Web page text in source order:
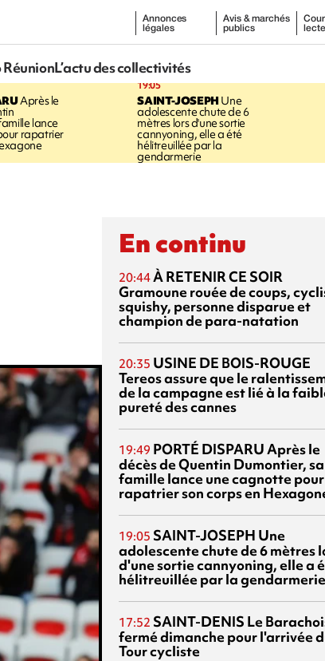
Annonces
légales
Avis & marchés
publics
L’actu des collectivités
Après le
lance
rapatrier
19:05
SAINT-JOSEPHUne
adolescente chute de 6
mètres lors d'une sortie
cannyoning, elle a été
hélitreuillée par la
gendarmerie
En continu
20:44À RETENIR CE SOIR
Gramoune rouée de coups,
squishy, personne disparue et
champion de para-natation
20:35 USINE DE BOIS-ROUGE
Tereos assure que le
de la campagne est lié à la
pureté des cannes
19:49 PORTÉ DISPARUAprès le
décès de Quentin Dumontier, sa
famille lance une cagnotte pour
rapatrier son corps en
19:05 SAINT-JOSEPH Une
adolescente chute de 6 mètres
d'une sortie cannyoning, elle a
hélitreuillée par la gendarmerie
17:52 SAINT-DENIS Le
fermé dimanche pour l'arrivée
Tour cycliste